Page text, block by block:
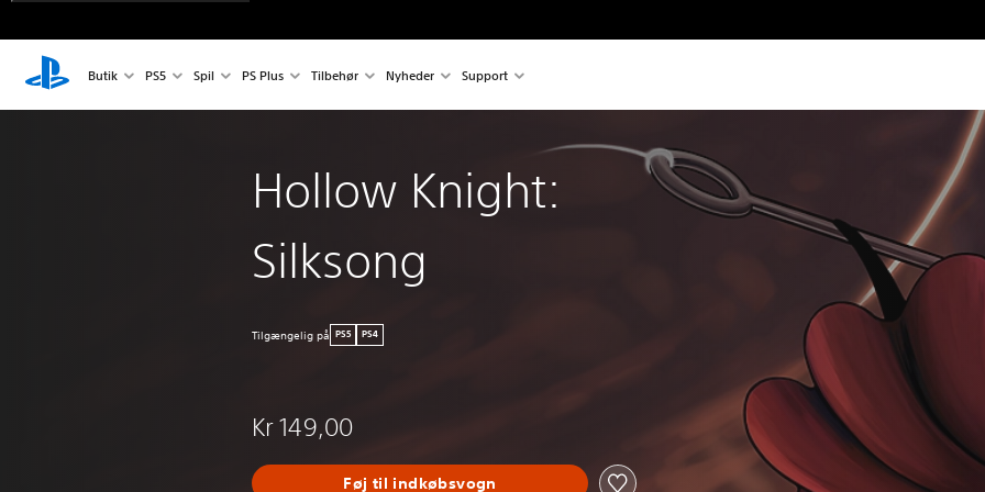
Butik PS5 Spil PS Plus Tilbehør Nyheder Support
Hollow Knight:
Silksong
Tilgængelig på PS5 PS4
Kr 149,00
Føj til indkøbsvogn